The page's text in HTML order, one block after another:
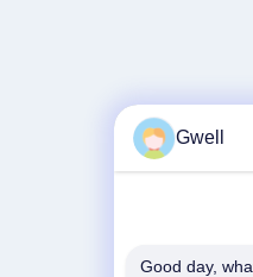
Gwell
Good day,